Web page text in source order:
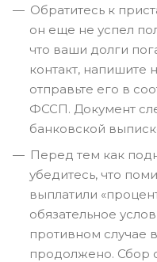
Обратитесь к
он еще не успел
что ваши долги
контакт, напишите
отправьте его в
ФССП. Документ
банковской
Перед тем как
убедитесь, что
выплатили
обязательное
противном случае
продолжено. Сбор